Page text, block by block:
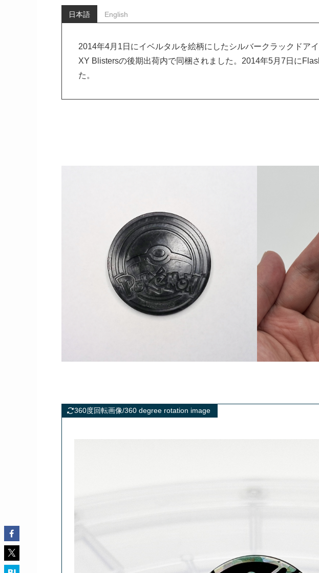
日本語 English
2014年4月1日にイベルタルを絵柄にしたシルバークラックドア
XY Blistersの後期出荷内で同梱されました。2014年5月7日に
た。
360度回転画像/360 degree rotation image